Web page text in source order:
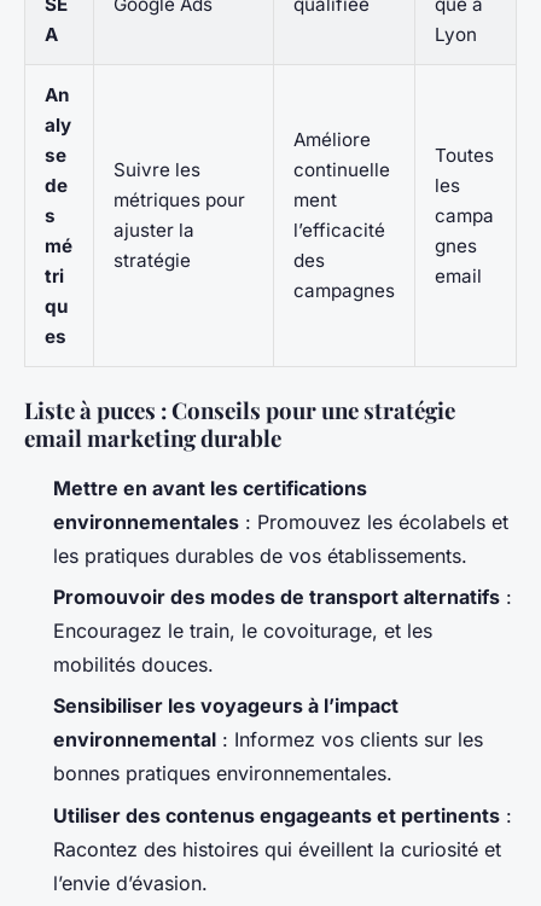
A
Lyon
An
aly
se
de
s
mé
tri
qu
es
Suivre les
métriques pour
ajuster la
stratégie
Améliore
continuelle
ment
l’efficacité
des
campagnes
Toutes
les
campa
gnes
email
Liste à puces : Conseils pour une stratégie
email marketing durable
Mettre en avant les certifications
environnementales : Promouvez les écolabels et
les pratiques durables de vos établissements.
Promouvoir des modes de transport alternatifs :
Encouragez le train, le covoiturage, et les
mobilités douces.
Sensibiliser les voyageurs à l’impact
environnemental : Informez vos clients sur les
bonnes pratiques environnementales.
Utiliser des contenus engageants et pertinents :
Racontez des histoires qui éveillent la curiosité et
l’envie d’évasion.